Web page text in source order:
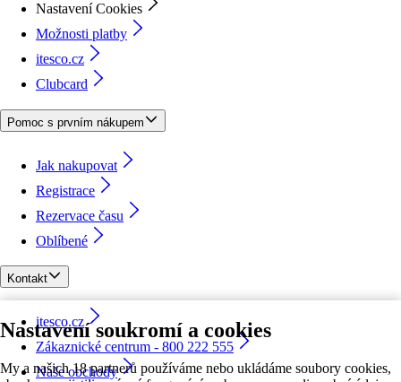
Nastavení soukromí a cookies
My a našich 18 partnerů používáme nebo ukládáme soubory cookies,
Nastavení Cookies
Možnosti platby
itesco.cz
Clubcard
Pomoc s prvním nákupem
Jak nakupovat
Registrace
Rezervace času
Oblíbené
Kontakt
itesco.cz
Zákaznické centrum - 800 222 555
Naše obchody